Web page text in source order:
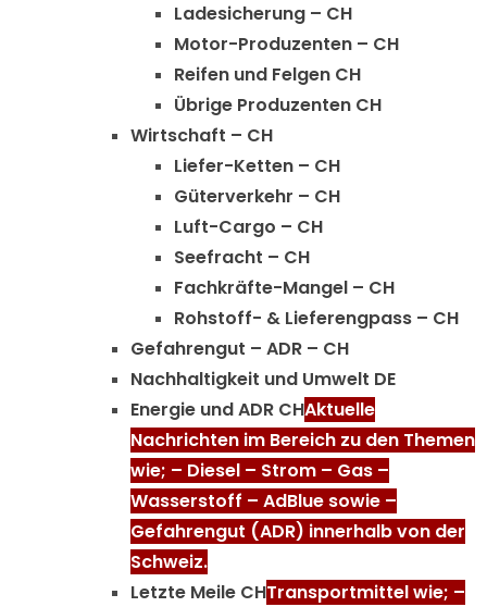
Ladesicherung – CH
Motor-Produzenten – CH
Reifen und Felgen CH
Übrige Produzenten CH
Wirtschaft – CH
Liefer-Ketten – CH
Güterverkehr – CH
Luft-Cargo – CH
Seefracht – CH
Fachkräfte-Mangel – CH
Rohstoff- & Lieferengpass – CH
Gefahrengut – ADR – CH
Nachhaltigkeit und Umwelt DE
Energie und ADR CHAktuelle
Nachrichten im Bereich zu den Themen
wie; – Diesel – Strom – Gas –
Wasserstoff – AdBlue sowie –
Gefahrengut (ADR) innerhalb von der
Schweiz.
Letzte Meile CHTransportmittel wie; –